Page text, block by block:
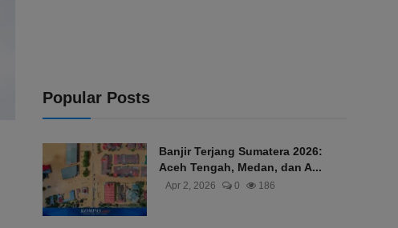
Popular Posts
Banjir Terjang Sumatera 2026:
Aceh Tengah, Medan, dan A...
Apr 2, 2026 0 186